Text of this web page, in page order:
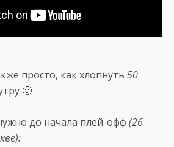
просто, как хлопнуть 50
🙂
до начала плей-офф (26